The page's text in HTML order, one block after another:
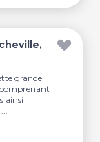
grande
ainsi